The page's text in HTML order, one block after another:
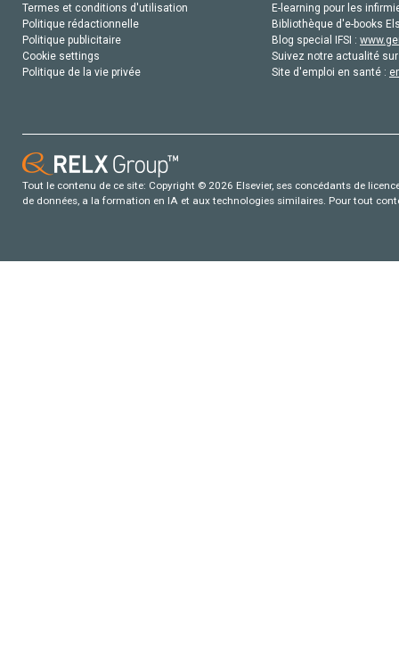
Termes et conditions d'utilisation
Politique rédactionnelle
Politique publicitaire
Cookie settings
Politique de la vie privée
E-learning pour les
Bibliothèque d'e-books
Blog special IFSI :
Suivez notre actualité
Site d'emploi en santé :
Tout le contenu de ce site: Copyright © 2026 Elsevier, ses concédants de
de données, a la formation en IA et aux technologies similaires. Pour tout